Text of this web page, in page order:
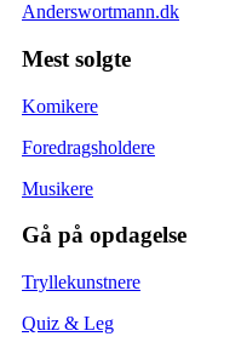
Anderswortmann.dk
Mest solgte
Komikere
Foredragsholdere
Musikere
Gå på opdagelse
Tryllekunstnere
Quiz & Leg